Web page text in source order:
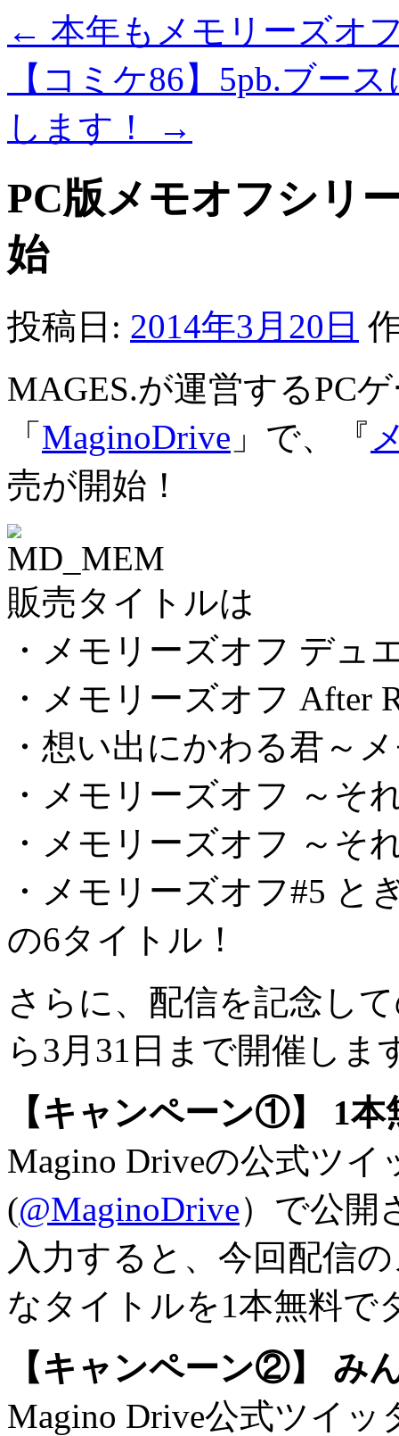
← 本年もメモリーズオ
【コミケ86】5pb.ブー
します！
→
PC版メモオフシリ
始
投稿日: 2014年3月20日
MAGES.が運営するPC
「 MaginoDrive 」で、『
売が開始！
販売タイトルは
・メモリーズオフ デュ
・メモリーズオフ After
・想い出にかわる君～
・メモリーズオフ ～そ
・メモリーズオフ ～そ
・メモリーズオフ#5 と
の6タイトル！
さらに、配信を記念し
ら3月31日まで開催しま
【キャンペーン①】 1
Magino Driveの公式ツ
(@MaginoDrive）で公開
入力すると、今回配信
なタイトルを1本無料で
【キャンペーン②】 み
Magino Drive公式ツイ